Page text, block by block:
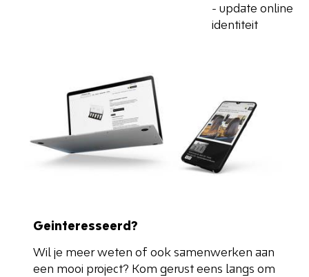
- update online
identiteit
Geinteresseerd?
Wil je meer weten of ook samenwerken aan
een mooi project? Kom gerust eens langs om